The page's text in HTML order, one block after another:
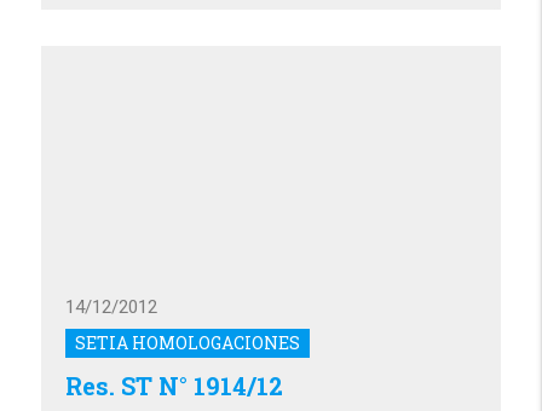
SETIA HOMOLOGACIONES
14/12/2012
Res. ST N° 1914/12